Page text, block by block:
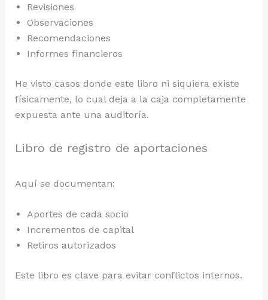
Revisiones
Observaciones
Recomendaciones
Informes financieros
He visto casos donde este libro ni siquiera existe
físicamente, lo cual deja a la caja completamente
expuesta ante una auditoría.
Libro de registro de aportaciones
Aquí se documentan:
Aportes de cada socio
Incrementos de capital
Retiros autorizados
Este libro es clave para evitar conflictos internos.